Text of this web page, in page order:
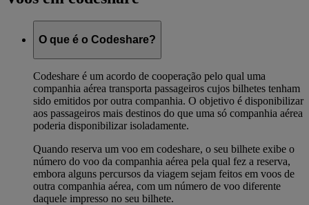
O que é o Codeshare?
Codeshare é um acordo de cooperação pelo qual uma
companhia aérea transporta passageiros cujos bilhetes tenham
sido emitidos por outra companhia. O objetivo é disponibilizar
aos passageiros mais destinos do que uma só companhia aérea
poderia disponibilizar isoladamente.
Quando reserva um voo em codeshare, o seu bilhete exibe o
número do voo da companhia aérea pela qual fez a reserva,
embora alguns percursos da viagem sejam feitos em voos de
outra companhia aérea, com um número de voo diferente
daquele impresso no seu bilhete.